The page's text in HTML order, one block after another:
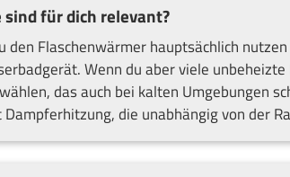
für dich relevant?
den Flaschenwärmer hauptsächlich
Wenn du aber viele
das auch bei kalten Umgebungen
die unabhängig von der